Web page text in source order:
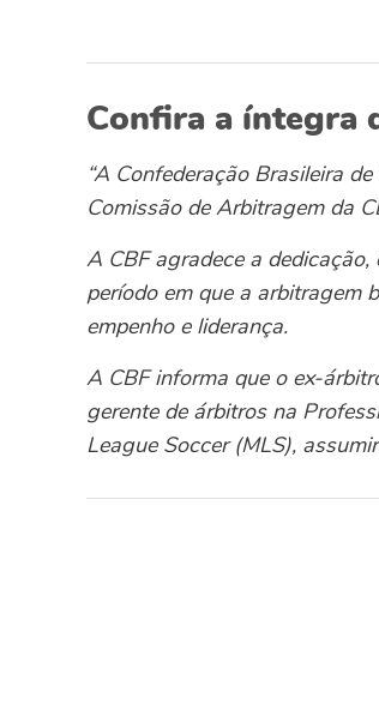
Confira a íntegra
“A Confederação Brasileira
Comissão de Arbitragem da
A CBF agradece a
período em que a arbitragem
empenho e liderança.
A CBF informa que o ex-
gerente de árbitros na
League Soccer (MLS),